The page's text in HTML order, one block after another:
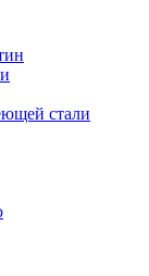
стали